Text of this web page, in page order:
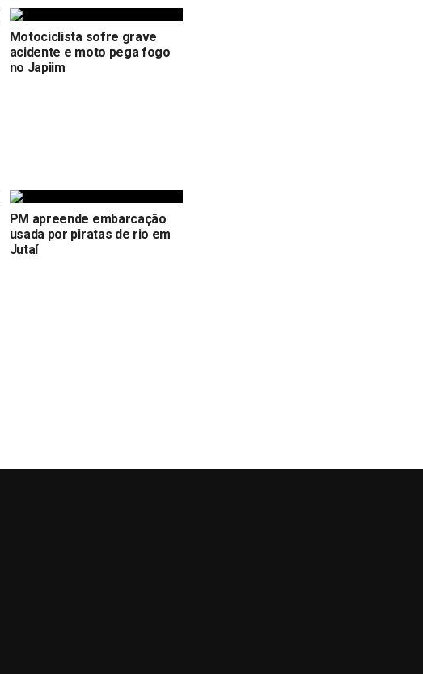
Motociclista sofre grave
acidente e moto pega fogo
no Japiim
PM apreende embarcação
usada por piratas de rio em
Jutaí